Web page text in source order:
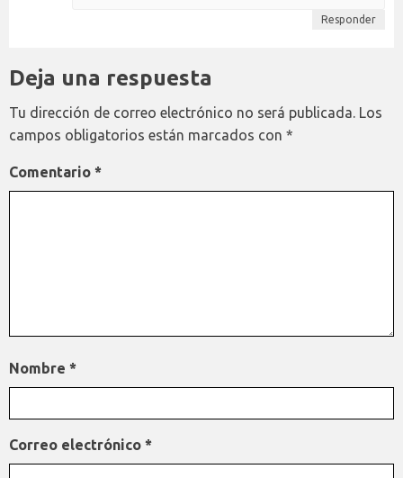
Responder
Deja una respuesta
Tu dirección de correo electrónico no será publicada. Los
campos obligatorios están marcados con *
Comentario *
Nombre *
Correo electrónico *